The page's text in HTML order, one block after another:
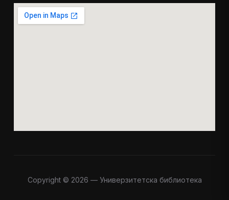
Copyright © 2026 — Универзитетска библиотека